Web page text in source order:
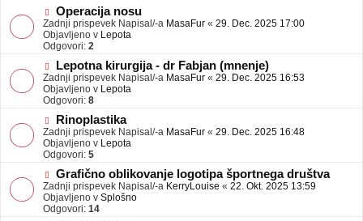
b
a
v
e
N
o
v
e
o
j
a
v
e
Operacija nosu
Zadnji prispevek Napisal/-a MasaFur « 29. Dec. 2025 17:00
Objavljeno v Lepota
Odgovori: 2
N
o
v
e
o
j
a
v
e
Lepotna kirurgija - dr Fabjan (mnenje)
Zadnji prispevek Napisal/-a MasaFur « 29. Dec. 2025 16:53
Objavljeno v Lepota
Odgovori: 8
N
o
v
e
o
b
j
a
v
Rinoplastika
Zadnji prispevek Napisal/-a MasaFur « 29. Dec. 2025 16:48
Objavljeno v Lepota
Odgovori: 5
N
o
v
e
o
Grafično oblikovanje logotipa športnega društva
Zadnji prispevek Napisal/-a KerryLouise « 22. Okt. 2025 13:59
Objavljeno v Splošno
Odgovori: 14